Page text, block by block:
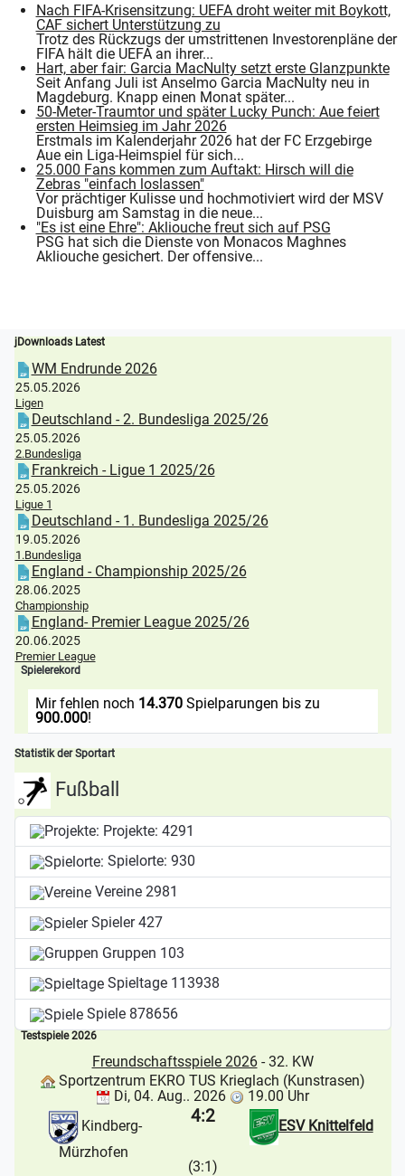
Nach FIFA-Krisensitzung: UEFA droht weiter mit Boykott,
CAF sichert Unterstützung zu
Trotz des Rückzugs der umstrittenen Investorenpläne der
FIFA hält die UEFA an ihrer...
Hart, aber fair: Garcia MacNulty setzt erste Glanzpunkte
Seit Anfang Juli ist Anselmo Garcia MacNulty neu in
Magdeburg. Knapp einen Monat später...
50-Meter-Traumtor und später Lucky Punch: Aue feiert
ersten Heimsieg im Jahr 2026
Erstmals im Kalenderjahr 2026 hat der FC Erzgebirge
Aue ein Liga-Heimspiel für sich...
25.000 Fans kommen zum Auftakt: Hirsch will die
Zebras "einfach loslassen"
Vor prächtiger Kulisse und hochmotiviert wird der MSV
Duisburg am Samstag in die neue...
"Es ist eine Ehre": Akliouche freut sich auf PSG
PSG hat sich die Dienste von Monacos Maghnes
Akliouche gesichert. Der offensive...
jDownloads Latest
WM Endrunde 2026
25.05.2026
Ligen
Deutschland - 2. Bundesliga 2025/26
25.05.2026
2.Bundesliga
Frankreich - Ligue 1 2025/26
25.05.2026
Ligue 1
Deutschland - 1. Bundesliga 2025/26
19.05.2026
1.Bundesliga
England - Championship 2025/26
28.06.2025
Championship
England- Premier League 2025/26
20.06.2025
Premier League
Spielerekord
Mir fehlen noch 14.370Spielparungen bis zu
900.000!
Statistik der Sportart
Fußball
Projekte: 4291
Spielorte: 930
Vereine 2981
Spieler427
Gruppen 103
Spieltage 113938
Spiele 878656
Testspiele 2026
Freundschaftsspiele 2026- 32. KW
Sportzentrum EKRO TUS Krieglach (Kunstrasen)
Di, 04. Aug.. 2026
19.00 Uhr
Kindberg-
Mürzhofen
ESV Knittelfeld
4:2
(3:1)